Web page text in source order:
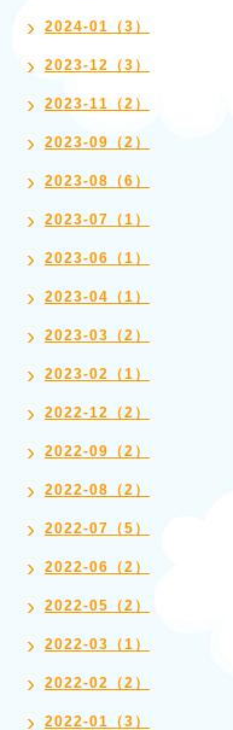
2024-01（3）
2023-12（3）
2023-11（2）
2023-09（2）
2023-08（6）
2023-07（1）
2023-06（1）
2023-04（1）
2023-03（2）
2023-02（1）
2022-12（2）
2022-09（2）
2022-08（2）
2022-07（5）
2022-06（2）
2022-05（2）
2022-03（1）
2022-02（2）
2022-01（3）